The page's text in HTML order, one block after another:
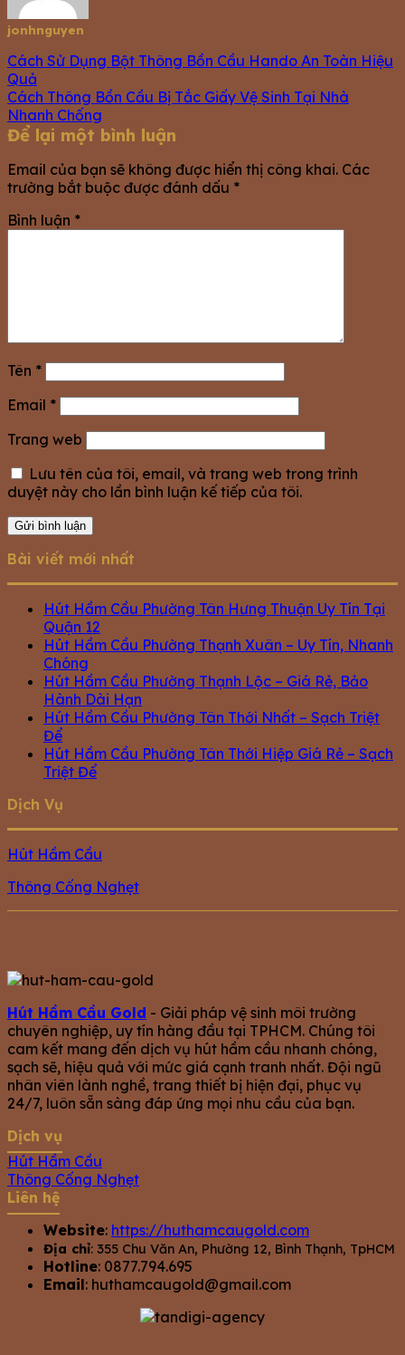
jonhnguyen
Cách Sử Dụng Bột Thông Bồn Cầu Hando An Toàn Hiệu
Quả
Cách Thông Bồn Cầu Bị Tắc Giấy Vệ Sinh Tại Nhà
Nhanh Chống
Để lại một bình luận
Email của bạn sẽ không được hiển thị công khai. Các
trường bắt buộc được đánh dấu *
Bình luận *
Tên *
Email *
Trang web
Lưu tên của tôi, email, và trang web trong trình
duyệt này cho lần bình luận kế tiếp của tôi.
Bài viết mới nhất
Hút Hầm Cầu Phường Tân Hưng Thuận Uy Tín Tại
Quận 12
Hút Hầm Cầu Phường Thạnh Xuân – Uy Tín, Nhanh
Chóng
Hút Hầm Cầu Phường Thạnh Lộc – Giá Rẻ, Bảo
Hành Dài Hạn
Hút Hầm Cầu Phường Tân Thới Nhất – Sạch Triệt
Để
Hút Hầm Cầu Phường Tân Thới Hiệp Giá Rẻ – Sạch
Triệt Để
Dịch Vụ
Hút Hầm Cầu
Thông Cống Nghẹt
Hút Hầm Cầu Gold - Giải pháp vệ sinh môi trường
chuyên nghiệp, uy tín hàng đầu tại TPHCM. Chúng tôi
cam kết mang đến dịch vụ hút hầm cầu nhanh chóng,
sạch sẽ, hiệu quả với mức giá cạnh tranh nhất. Đội ngũ
nhân viên lành nghề, trang thiết bị hiện đại, phục vụ
24/7, luôn sẵn sàng đáp ứng mọi nhu cầu của bạn.
Dịch vụ
Hút Hầm Cầu
Thông Cống Nghẹt
Liên hệ
Website: https://huthamcaugold.com
Địa chỉ: 355 Chu Văn An, Phường 12, Bình Thạnh, TpHCM
Hotline: 0877.794.695
Email: huthamcaugold@gmail.com